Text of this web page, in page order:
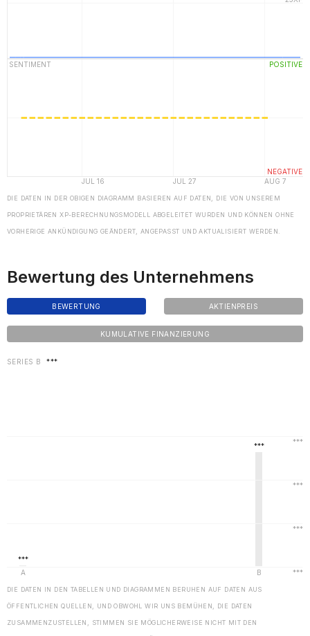
DIE DATEN IN DER OBIGEN DIAGRAMM BASIEREN AUF DATEN, DIE VON UNSEREM
PROPRIETÄREN XP-BERECHNUNGSMODELL ABGELEITET WURDEN UND KÖNNEN OHNE
VORHERIGE ANKÜNDIGUNG GEÄNDERT, ANGEPASST UND AKTUALISIERT WERDEN.
Bewertung des Unternehmens
BEWERTUNG AKTIENPREIS
KUMULATIVE FINANZIERUNG
SERIES B ***
DIE DATEN IN DEN TABELLEN UND DIAGRAMMEN BERUHEN AUF DATEN AUS
ÖFFENTLICHEN QUELLEN, UND OBWOHL WIR UNS BEMÜHEN, DIE DATEN
ZUSAMMENZUSTELLEN, STIMMEN SIE MÖGLICHERWEISE NICHT MIT DEN